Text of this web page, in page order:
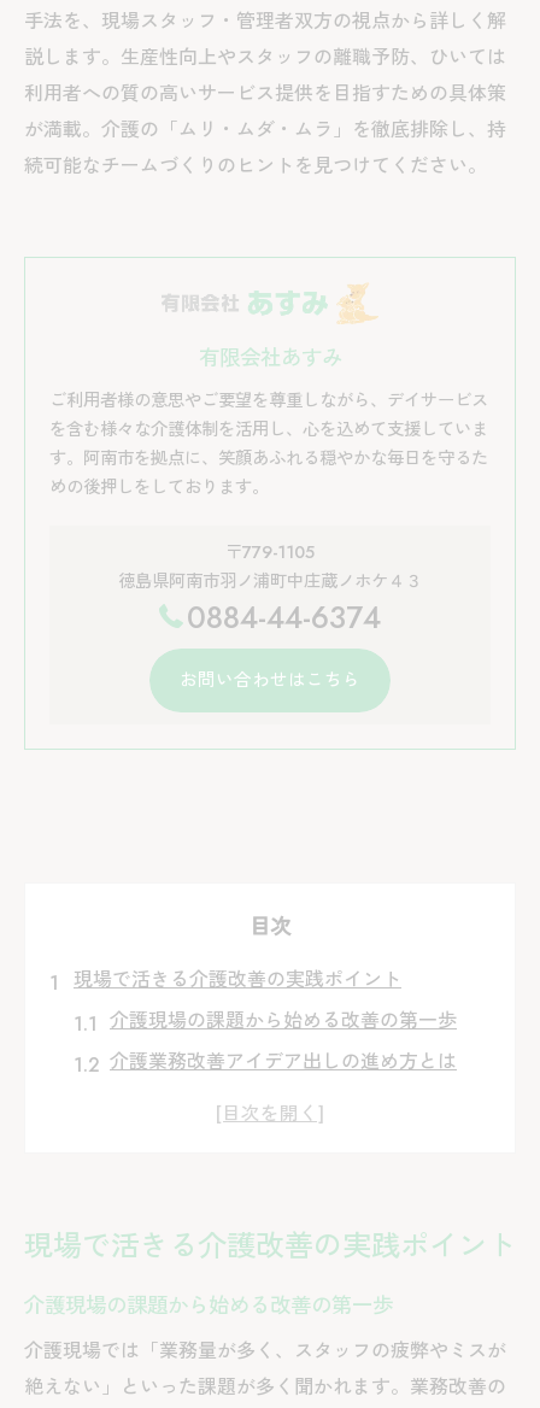
手法を、現場スタッフ・管理者双方の視点から詳しく解
説します。生産性向上やスタッフの離職予防、ひいては
利用者への質の高いサービス提供を目指すための具体策
が満載。介護の「ムリ・ムダ・ムラ」を徹底排除し、持
続可能なチームづくりのヒントを見つけてください。
有限会社あすみ
ご利用者様の意思やご要望を尊重しながら、デイサービス
を含む様々な介護体制を活用し、心を込めて支援していま
す。阿南市を拠点に、笑顔あふれる穏やかな毎日を守るた
めの後押しをしております。
〒779-1105
徳島県阿南市羽ノ浦町中庄蔵ノホケ４３
0884-44-6374
お問い合わせはこちら
目次
現場で活きる介護改善の実践ポイント
介護現場の課題から始める改善の第一歩
介護業務改善アイデア出しの進め方とは
スタッフと共に築く介護改善提案の実践例
介護業務のムリ・ムダ削減の新発想
介護業務改善委員会の役割と導入ポイント
業務フロー見直しで介護のムダを徹底排除
介護施設の業務改善事例に学ぶ効率化策
介護改善で生まれる余裕とチームの変化
現場で活きる介護改善の実践ポイント
介護現場の課題から始める改善の第一歩
介護現場では「業務量が多く、スタッフの疲弊やミスが
絶えない」といった課題が多く聞かれます。業務改善の